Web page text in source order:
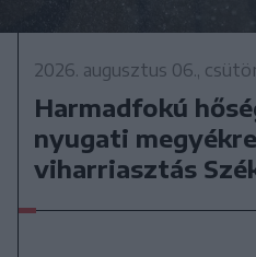
2026. augusztus 06.,
Harmadfokú
nyugati
viharriasztás